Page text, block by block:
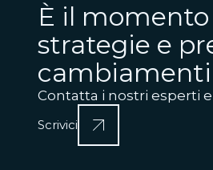
È il
strategie e
Contatta i nostri esperti
Scrivici